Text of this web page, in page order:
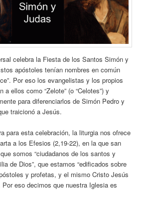
celebra la Fiesta de los Santos Simón y
apóstoles tenían nombres en común
Por eso los evangelistas y los propios
ellos como “Zelote” (o “Celotes”) y
para diferenciarlos de Simón Pedro y
traicionó a Jesús.
para esta celebración, la liturgia nos ofrece
a los Efesios (2,19-22), en la que san
somos “ciudadanos de los santos y
de Dios”, que estamos “edificados sobre
y profetas, y el mismo Cristo Jesús
Por eso decimos que nuestra Iglesia es